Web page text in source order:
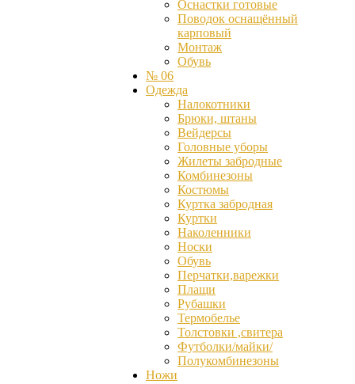
Оснастки готовые
Поводок оснащённый
карповый
Монтаж
Обувь
№ 06
Одежда
Налокотники
Брюки, штаны
Вейдерсы
Головные уборы
Жилеты забродные
Комбинезоны
Костюмы
Куртка забродная
Куртки
Наколенники
Носки
Обувь
Перчатки,варежки
Плащи
Рубашки
Термобелье
Толстовки ,свитера
Футболки/майки/
Полукомбинезоны
Ножи